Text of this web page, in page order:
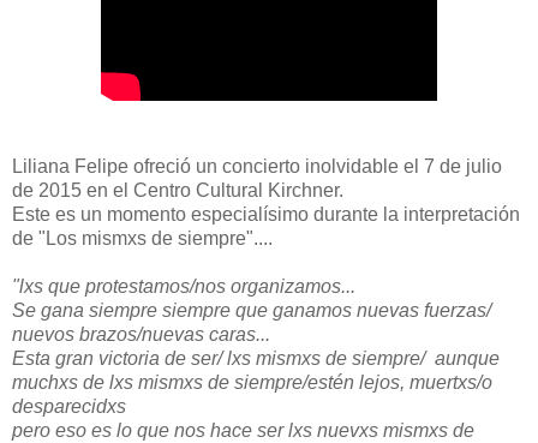
Liliana Felipe ofreció un concierto inolvidable el 7 de julio
de 2015 en el Centro Cultural Kirchner.
Este es un momento especialísimo durante la interpretación
de "Los mismxs de siempre"....
"lxs que protestamos/nos organizamos...
Se gana siempre siempre que ganamos nuevas fuerzas/
nuevos brazos/nuevas caras...
Esta gran victoria de ser/ lxs mismxs de siempre/ aunque
muchxs de lxs mismxs de siempre/estén lejos, muertxs/o
desparecidxs
pero eso es lo que nos hace ser lxs nuevxs mismxs de